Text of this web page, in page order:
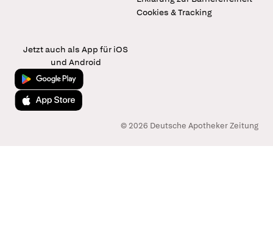
Cookies & Tracking
Jetzt auch als App für iOS
und Android
Jetzt bei Google Play
Laden im App Store
© 2026 Deutsche Apotheker Zeitung